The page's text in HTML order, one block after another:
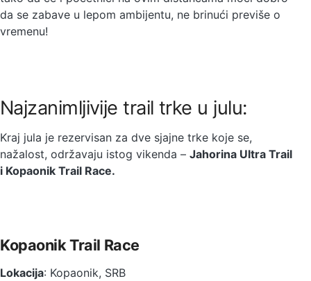
da se zabave u lepom ambijentu, ne brinući previše o
vremenu!
Najzanimljivije trail trke u julu:
Kraj jula je rezervisan za dve sjajne trke koje se,
nažalost, održavaju istog vikenda – Jahorina Ultra Trail
i Kopaonik Trail Race.
Kopaonik Trail Race
Lokacija: Kopaonik, SRB